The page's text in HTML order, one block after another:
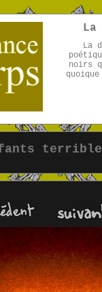
La
La
noirs